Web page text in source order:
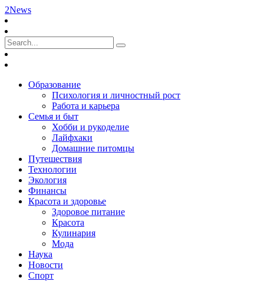
2News
Образование
Психология и личностный рост
Работа и карьера
Семья и быт
Хобби и рукоделие
Лайфхаки
Домашние питомцы
Путешествия
Технологии
Экология
Финансы
Красота и здоровье
Здоровое питание
Красота
Кулинария
Мода
Наука
Новости
Спорт